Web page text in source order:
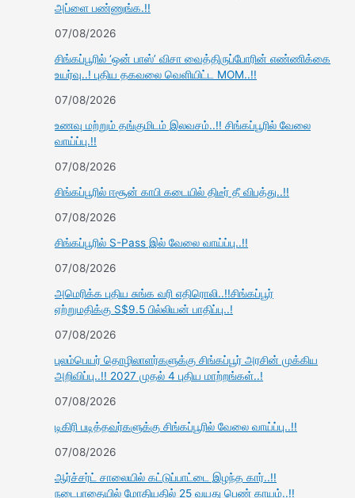
அப்ளை பண்ணுங்க.!!
07/08/2026
சிங்கப்பூரில் ‘ஒன் பாஸ்’ விசா வைத்திருப்போரின் எண்ணிக்கை
உயர்வு..! புதிய தகவலை வெளியிட்ட MOM..!!
07/08/2026
உணவு மற்றும் தங்குமிடம் இலவசம்..!! சிங்கப்பூரில் வேலை
வாய்ப்பு.!!
07/08/2026
சிங்கப்பூரில் ஈசூன் காபி கடையில் திடீர் தீ விபத்து..!!
07/08/2026
சிங்கப்பூரில் S-Pass இல் வேலை வாய்ப்பு..!!
07/08/2026
அமெரிக்க புதிய சுங்க வரி எதிரொலி..!!சிங்கப்பூர்
ஏற்றுமதிக்கு S$9.5 பில்லியன் பாதிப்பு..!
07/08/2026
புலம்பெயர் தொழிலாளர்களுக்கு சிங்கப்பூர் அரசின் முக்கிய
அறிவிப்பு..!! 2027 முதல் 4 புதிய மாற்றங்கள்..!
07/08/2026
டிகிரி படித்தவர்களுக்கு சிங்கப்பூரில் வேலை வாய்ப்பு..!!
07/08/2026
ஆர்ச்சர்ட் சாலையில் கட்டுப்பாட்டை இழந்த கார்..!!
நடைபாதையில் மோதியதில் 25 வயது பெண் காயம்..!!